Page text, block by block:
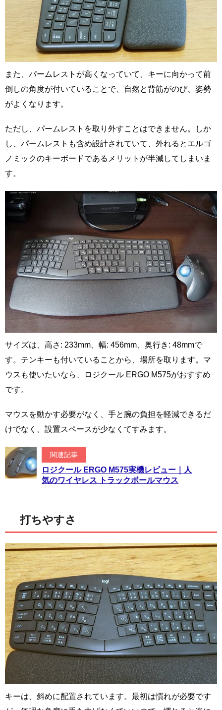
また、パームレストが高くなっていて、キーに向かって前
倒しの角度が付いていることで、自然と背筋がのび、姿勢
がよくなります。
ただし、パームレストを取り外すことはできません。しか
し、パームレストも含め設計されていて、外れるとエルゴ
ノミックのキーボードであるメリットが半減してしまいま
す。
サイズは、高さ: 233mm、幅: 456mm、奥行き: 48mmで
す。テンキーも付いていることから、場所を取ります。マ
ウスも使いたいなら、ロジクール ERGO M575がおすすめ
です。
マウスを動かす必要がなく、手と腕の負担を軽減できるだ
けでなく、設置スペースが少なくてすみます。
関連記事
ロジクール ERGO M575実機レビュー｜人
気のワイヤレス トラックボールマウス
打ちやすさ
キーは、斜めに配置されています。最初は慣れが必要です